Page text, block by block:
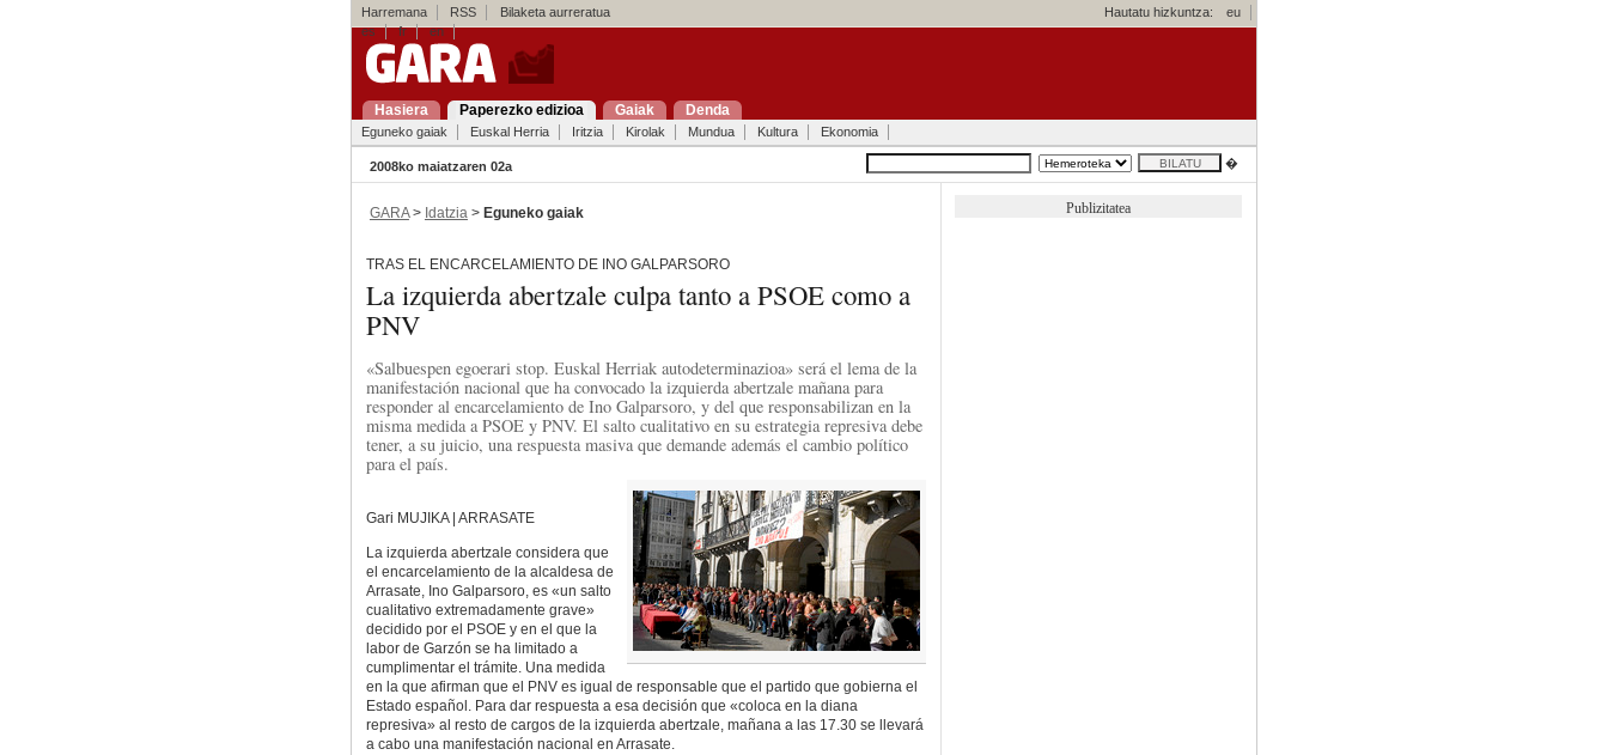
Harremana RSS Bilaketa aurreratua Hautatu hizkuntza:
eu
es
fr en
Hasiera Paperezko edizioa Gaiak Denda
Eguneko gaiak Euskal Herria Iritzia Kirolak Mundua Kultura Ekonomia
2008ko maiatzaren 02a �
GARA> Idatzia > Eguneko gaiak
TRAS EL ENCARCELAMIENTO DE INO GALPARSORO
La izquierda abertzale culpa tanto a PSOE como a
PNV
«Salbuespen egoerari stop. Euskal Herriak autodeterminazioa» será el lema de la
manifestación nacional que ha convocado la izquierda abertzale mañana para
responder al encarcelamiento de Ino Galparsoro, y del que responsabilizan en la
misma medida a PSOE y PNV. El salto cualitativo en su estrategia represiva debe
tener, a su juicio, una respuesta masiva que demande además el cambio político
para el país.
Gari MUJIKA | ARRASATE
La izquierda abertzale considera que
el encarcelamiento de la alcaldesa de
Arrasate, Ino Galparsoro, es «un salto
cualitativo extremadamente grave»
decidido por el PSOE y en el que la
labor de Garzón se ha limitado a
cumplimentar el trámite. Una medida
en la que afirman que el PNV es igual de responsable que el partido que gobierna el
Estado español. Para dar respuesta a esa decisión que «coloca en la diana
represiva» al resto de cargos de la izquierda abertzale, mañana a las 17.30 se llevará
a cabo una manifestación nacional en Arrasate.
Publizitatea